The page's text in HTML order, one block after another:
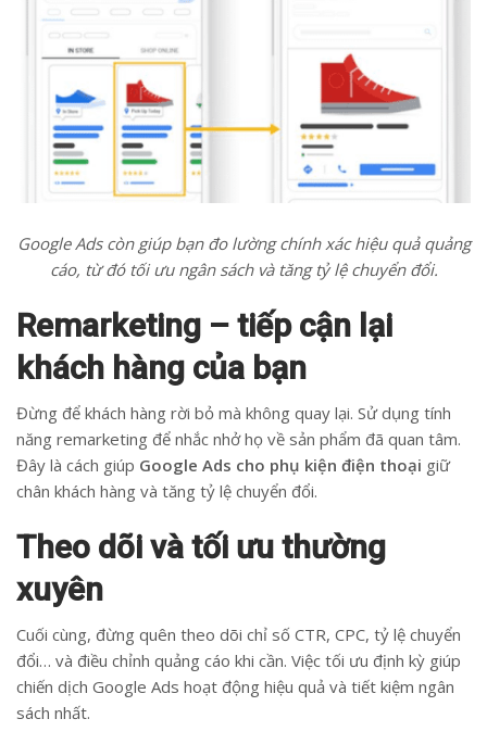
Google Ads còn giúp bạn đo lường chính xác hiệu quả quảng
cáo, từ đó tối ưu ngân sách và tăng tỷ lệ chuyển đổi.
Remarketing – tiếp cận lại
khách hàng của bạn
Đừng để khách hàng rời bỏ mà không quay lại. Sử dụng tính
năng remarketing để nhắc nhở họ về sản phẩm đã quan tâm.
Đây là cách giúp Google Ads cho phụ kiện điện thoại giữ
chân khách hàng và tăng tỷ lệ chuyển đổi.
Theo dõi và tối ưu thường
xuyên
Cuối cùng, đừng quên theo dõi chỉ số CTR, CPC, tỷ lệ chuyển
đổi… và điều chỉnh quảng cáo khi cần. Việc tối ưu định kỳ giúp
chiến dịch Google Ads hoạt động hiệu quả và tiết kiệm ngân
sách nhất.